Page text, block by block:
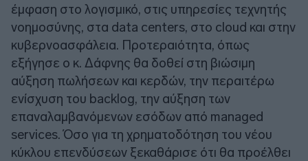
έμφαση στο λογισμικό, στις υπηρεσίες τεχνητής
νοημοσύνης, στα data centers, στο cloud και στην
κυβερνοασφάλεια. Προτεραιότητα, όπως
εξήγησε ο κ. Δάφνης θα δοθεί στη βιώσιμη
αύξηση πωλήσεων και κερδών, την περαιτέρω
ενίσχυση του backlog, την αύξηση των
επαναλαμβανόμενων εσόδων από managed
services. Όσο για τη χρηματοδότηση του νέου
κύκλου επενδύσεων ξεκαθάρισε ότι θα προέλθει